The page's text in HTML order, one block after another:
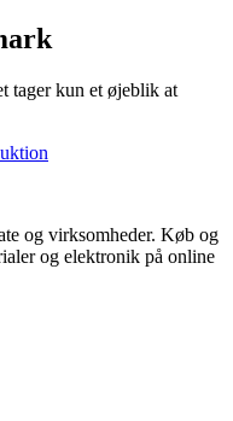
tager kun et øjeblik at
og virksomheder. Køb og
og elektronik på online